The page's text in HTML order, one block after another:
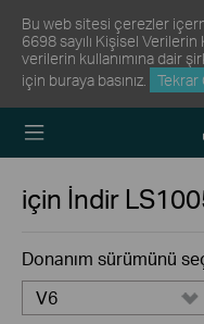
Bu web sitesi çerezler
6698 sayılı Kişisel
verilerin kullanımına dair
için buraya basınız. Tekrar
için İndir
Donanım sürümünü
V6